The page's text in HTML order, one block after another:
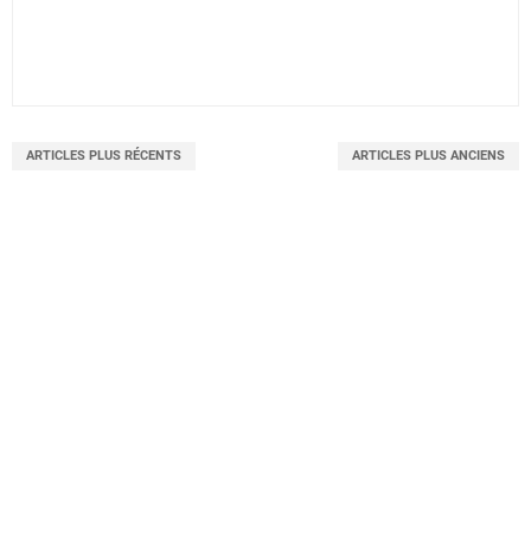
ARTICLES PLUS RÉCENTS ARTICLES PLUS ANCIENS